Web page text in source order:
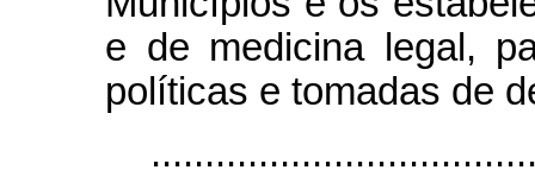
e de medicina legal,
políticas e tomadas de